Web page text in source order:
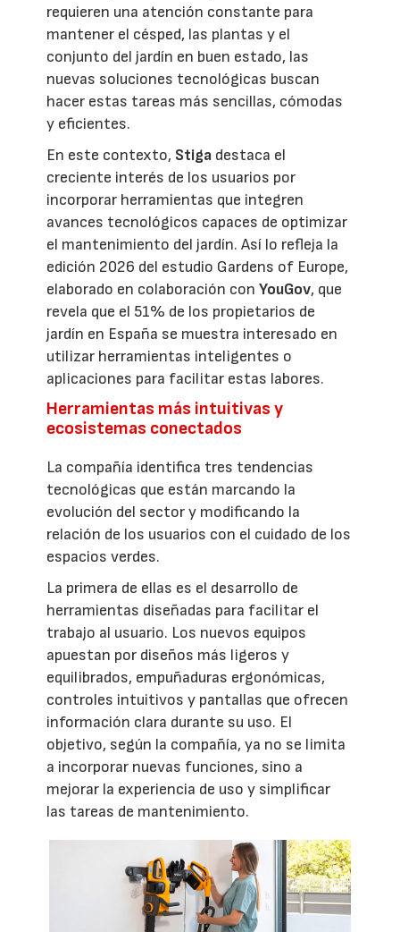
requieren una atención constante para
mantener el césped, las plantas y el
conjunto del jardín en buen estado, las
nuevas soluciones tecnológicas buscan
hacer estas tareas más sencillas, cómodas
y eficientes.
En este contexto, Stiga destaca el
creciente interés de los usuarios por
incorporar herramientas que integren
avances tecnológicos capaces de optimizar
el mantenimiento del jardín. Así lo refleja la
edición 2026 del estudio Gardens of Europe,
elaborado en colaboración conYouGov, que
revela que el 51% de los propietarios de
jardín en España se muestra interesado en
utilizar herramientas inteligentes o
aplicaciones para facilitar estas labores.
Herramientas más intuitivas y
ecosistemas conectados
La compañía identifica tres tendencias
tecnológicas que están marcando la
evolución del sector y modificando la
relación de los usuarios con el cuidado de los
espacios verdes.
La primera de ellas es el desarrollo de
herramientas diseñadas para facilitar el
trabajo al usuario. Los nuevos equipos
apuestan por diseños más ligeros y
equilibrados, empuñaduras ergonómicas,
controles intuitivos y pantallas que ofrecen
información clara durante su uso. El
objetivo, según la compañía, ya no se limita
a incorporar nuevas funciones, sino a
mejorar la experiencia de uso y simplificar
las tareas de mantenimiento.